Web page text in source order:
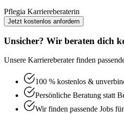
Pflegia Karriereberaterin
Jetzt kostenlos anfordern
Unsicher? Wir beraten dich
Unsere Karriereberater finden
100 % kostenlos &
Persönliche Beratung statt
Wir finden passende Jobs